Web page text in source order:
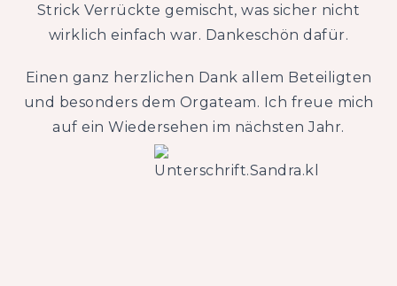
Strick Verrückte gemischt, was sicher nicht
wirklich einfach war. Dankeschön dafür.
Einen ganz herzlichen Dank allem Beteiligten
und besonders dem Orgateam. Ich freue mich
auf ein Wiedersehen im nächsten Jahr.